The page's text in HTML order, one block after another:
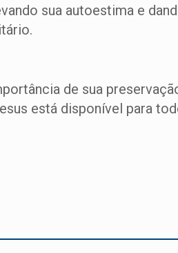
sua autoestima e
de sua
está disponível para